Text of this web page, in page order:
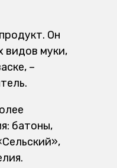
Он
видов муки,
–
батоны,